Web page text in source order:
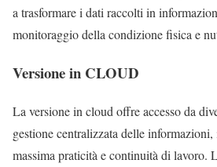
a trasformare i dati raccolti in
monitoraggio della condizione fisica e
Versione in CLOUD
La versione in cloud offre accesso da
gestione centralizzata delle informazioni,
massima praticità e continuità di lavoro.